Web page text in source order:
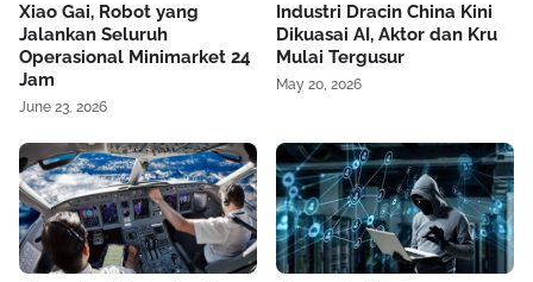
Xiao Gai, Robot yang
Jalankan Seluruh
Operasional Minimarket 24
Jam
June 23, 2026
Industri Dracin China Kini
Dikuasai AI, Aktor dan Kru
Mulai Tergusur
May 20, 2026